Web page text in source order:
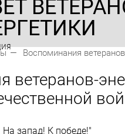
Воспоминания
ветеранов-
запад! К победе!"